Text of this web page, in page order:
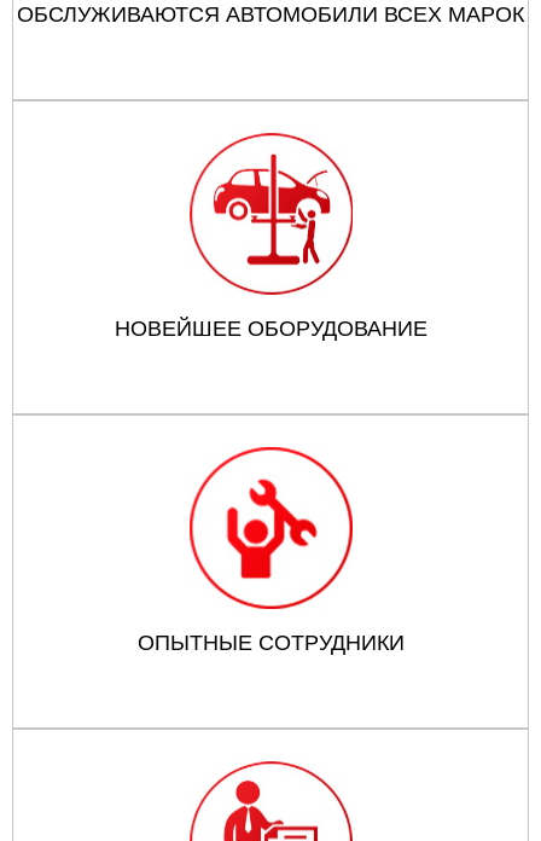
ОБСЛУЖИВАЮТСЯ АВТОМОБИЛИ ВСЕХ МАРОК
НОВЕЙШЕЕ ОБОРУДОВАНИЕ
ОПЫТНЫЕ СОТРУДНИКИ